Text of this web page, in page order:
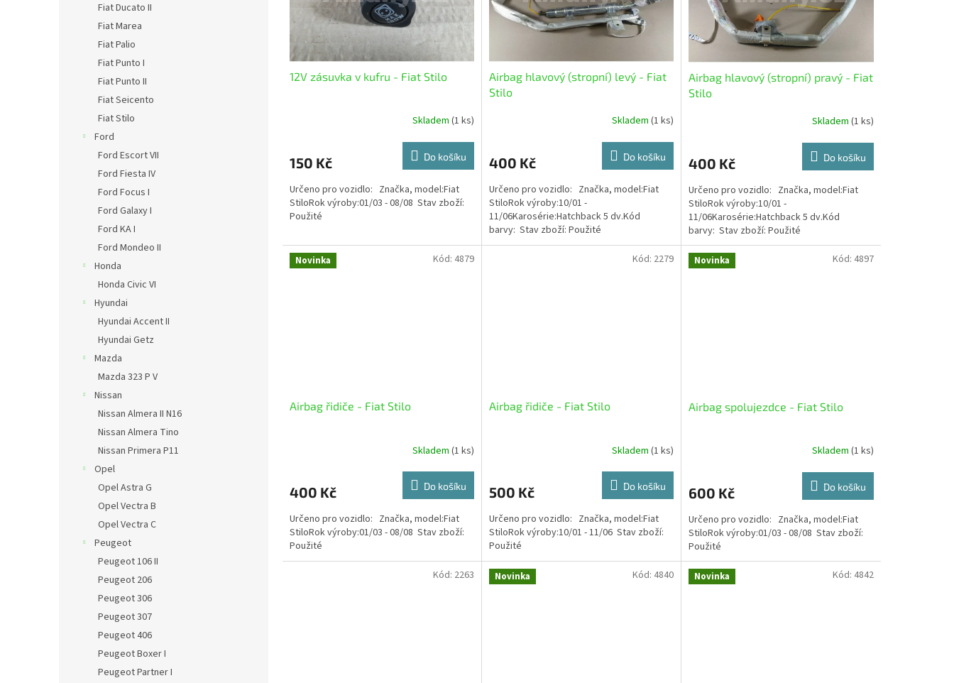
Fiat Ducato II
Fiat Marea
Fiat Palio
Fiat Punto I
Fiat Punto II
Fiat Seicento
Fiat Stilo
Ford
Ford Escort VII
Ford Fiesta IV
Ford Focus I
Ford Galaxy I
Ford KA I
Ford Mondeo II
Honda
Honda Civic VI
Hyundai
Hyundai Accent II
Hyundai Getz
Mazda
Mazda 323 P V
Nissan
Nissan Almera II N16
Nissan Almera Tino
Nissan Primera P11
Opel
Opel Astra G
Opel Vectra B
Opel Vectra C
Peugeot
Peugeot 106 II
Peugeot 206
Peugeot 306
Peugeot 307
Peugeot 406
Peugeot Boxer I
Peugeot Partner I
12V zásuvka v kufru - Fiat Stilo
Skladem (1 ks)
150 Kč Do košíku
Určeno pro vozidlo: Značka, model:Fiat
StiloRok výroby:01/03 - 08/08 Stav zboží:
Použité
Airbag hlavový (stropní) levý - Fiat
Stilo
Skladem (1 ks)
400 Kč Do košíku
Určeno pro vozidlo: Značka, model:Fiat
StiloRok výroby:10/01 -
11/06Karosérie:Hatchback 5 dv.Kód
barvy: Stav zboží: Použité
Airbag hlavový (stropní) pravý - Fiat
Stilo
Skladem (1 ks)
400 Kč Do košíku
Určeno pro vozidlo: Značka, model:Fiat
StiloRok výroby:10/01 -
11/06Karosérie:Hatchback 5 dv.Kód
barvy: Stav zboží: Použité
Novinka
Airbag řidiče - Fiat Stilo
Skladem (1 ks)
400 Kč Do košíku
Určeno pro vozidlo: Značka, model:Fiat
StiloRok výroby:01/03 - 08/08 Stav zboží:
Použité
Kód: 4879
Airbag řidiče - Fiat Stilo
Skladem (1 ks)
500 Kč Do košíku
Určeno pro vozidlo: Značka, model:Fiat
StiloRok výroby:10/01 - 11/06 Stav zboží:
Použité
Kód: 2279 Novinka
Airbag spolujezdce - Fiat Stilo
Skladem (1 ks)
600 Kč Do košíku
Určeno pro vozidlo: Značka, model:Fiat
StiloRok výroby:01/03 - 08/08 Stav zboží:
Použité
Kód: 4897
Kód: 2263 Novinka Kód: 4840 Novinka Kód: 4842